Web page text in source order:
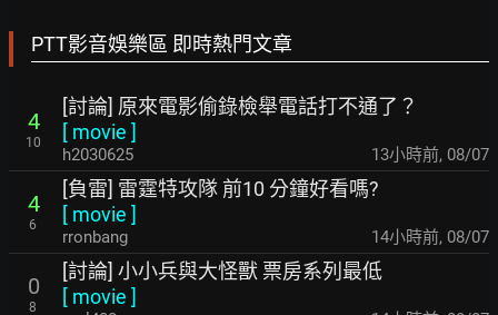
PTT影音娛樂區 即時熱門文章
4
10
[討論] 原來電影偷錄檢舉電話打不通了？
[ movie ]
h2030625 13小時前, 08/07
4
6
[負雷] 雷霆特攻隊 前10 分鐘好看嗎?
[ movie ]
rronbang 14小時前, 08/07
0
8
[討論] 小小兵與大怪獸 票房系列最低
[ movie ]